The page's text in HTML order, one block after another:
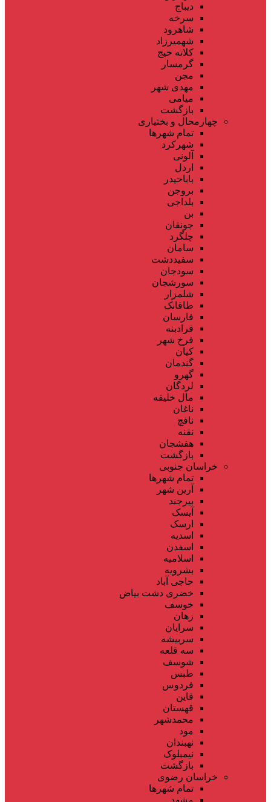
دیباج
سرخه
شاهرود
شهمیرزاد
کلاته خیج
گرمسار
مجن
مهدی شهر
میامی
بازگشت
چهارمحال و بختیاری
تمام شهر‌ها
شهرکرد
آلونی
اردل
باباحیدر
بروجن
بلداجی
بن
جونقان
چلگرد
سامان
سفیددشت
سودجان
سورشجان
شلمزار
طاقانک
فارسان
فرادبنه
فرخ شهر
کیان
گندمان
گهرو
لردگان
مال خلیفه
ناغان
نافچ
نقنه
هفشجان
بازگشت
خراسان جنوبی
تمام شهر‌ها
آرین شهر
بیرجند
آیسک
ارسک
اسدیه
اسفدن
اسلامیه
بشرویه
حاجی آباد
خضری دشت بیاض
خوسف
زهان
سرایان
سربیشه
سه قلعه
شوسف
طبس
فردوس
قاین
قهستان
محمدشهر
مود
نهبندان
نیمبلوک
بازگشت
خراسان رضوی
تمام شهر‌ها
مشهد